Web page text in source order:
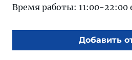
Время работы: 11:00-22:00
Добавить